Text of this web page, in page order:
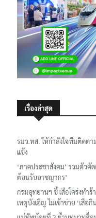
เรื่องล่าสุด
รมว.ทส. ให้กำลังใจทีมติดตา
‘ภาคประชาสังคม’ รวมตัวคัด
ต้อนรับอาชญากร’
กรมอุทยานฯ ชี้ เสือโคร่งทำร้
เหตุบังเอิญ ไม่เข้าข่าย ‘เสือกิน